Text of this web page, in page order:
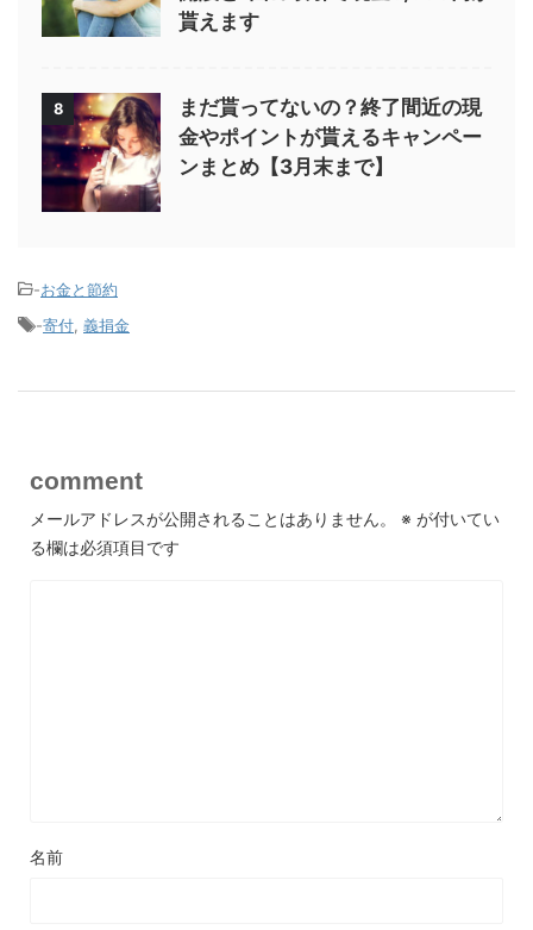
貰えます
8
まだ貰ってないの？終了間近の現
金やポイントが貰えるキャンペー
ンまとめ【3月末まで】
-お金と節約
-寄付 義捐金
comment
メールアドレスが公開されることはありません。 ※ が付いてい
る欄は必須項目です
名前